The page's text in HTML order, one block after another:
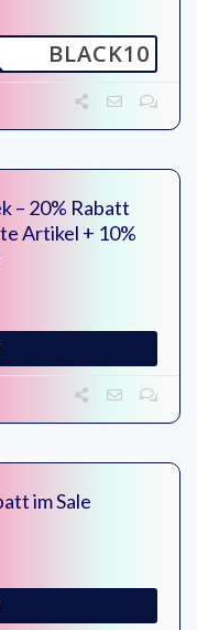
BLACK10
– 20% Rabatt
Artikel + 10%
im Sale